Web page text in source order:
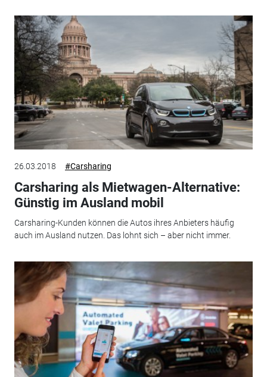
26.03.2018 #Carsharing
Carsharing als Mietwagen-Alternative:
Günstig im Ausland mobil
Carsharing-Kunden können die Autos ihres Anbieters häufig
auch im Ausland nutzen. Das lohnt sich – aber nicht immer.